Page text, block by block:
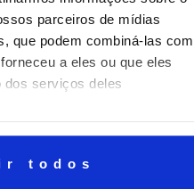
parceiros de mídias
que podem combiná-las com
a eles ou que eles
dos serviços deles
todos
alunos uma